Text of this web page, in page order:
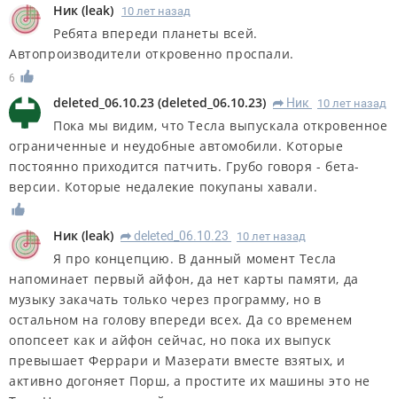
Ник (leak) 10 лет назад
Ребята впереди планеты всей.
Автопроизводители откровенно проспали.
6
deleted_06.10.23 (deleted_06.10.23) R Ник 10 лет назад
Пока мы видим, что Тесла выпускала откровенное
ограниченные и неудобные автомобили. Которые
постоянно приходится патчить. Грубо говоря - бета-
версии. Которые недалекие покупаны хавали.
Ник (leak) R deleted_06.10.23 10 лет назад
Я про концепцию. В данный момент Тесла
напоминает первый айфон, да нет карты памяти, да
музыку закачать только через программу, но в
остальном на голову впереди всех. Да со временем
опопсеет как и айфон сейчас, но пока их выпуск
превышает Феррари и Мазерати вместе взятых, и
активно догоняет Порш, а простите их машины это не